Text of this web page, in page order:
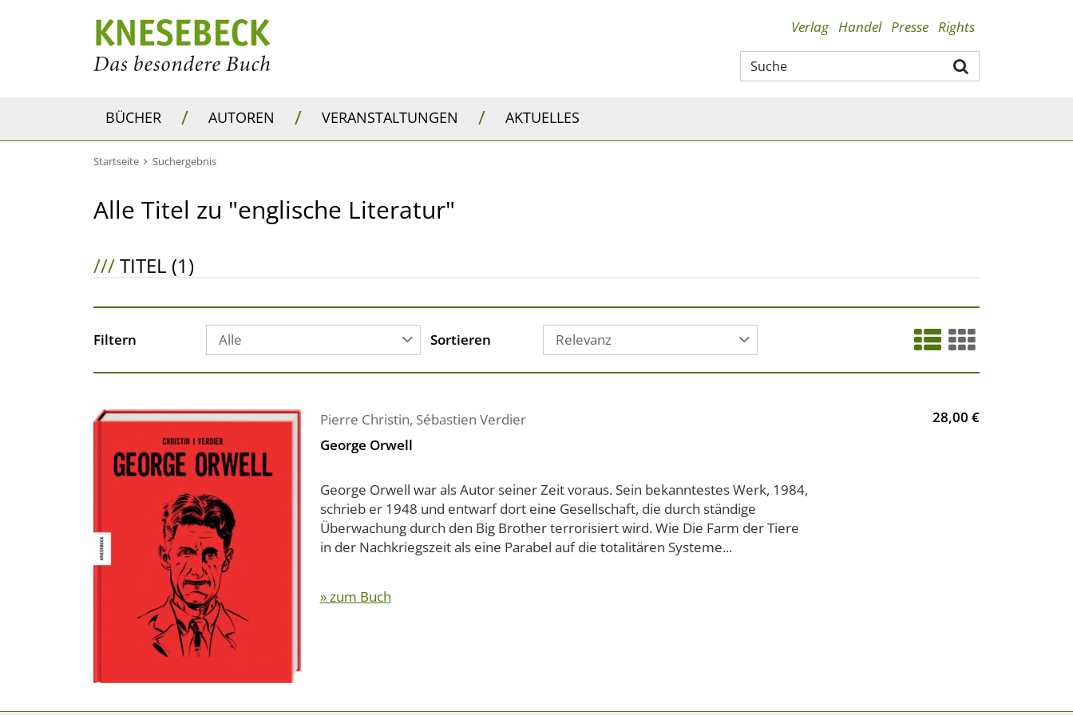
Verlag Handel Presse Rights
BÜCHER / AUTOREN / VERANSTALTUNGEN / AKTUELLES
Startseite Suchergebnis
Alle Titel zu "englische Literatur"
///TITEL (1)
Filtern Alle Sortieren Relevanz
Pierre Christin, Sébastien Verdier
George Orwell
George Orwell war als Autor seiner Zeit voraus. Sein bekanntestes Werk, 1984,
schrieb er 1948 und entwarf dort eine Gesellschaft, die durch ständige
Überwachung durch den Big Brother terrorisiert wird. Wie Die Farm der Tiere
in der Nachkriegszeit als eine Parabel auf die totalitären Systeme...
» zum Buch
28,00 €